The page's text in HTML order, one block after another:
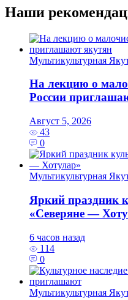
Наши
Мультикультурная
На лекцию о
России
Август 5, 2026
43
0
Мультикультурная
Яркий праздник
«Северяне —
6 часов назад
114
0
Мультикультурная